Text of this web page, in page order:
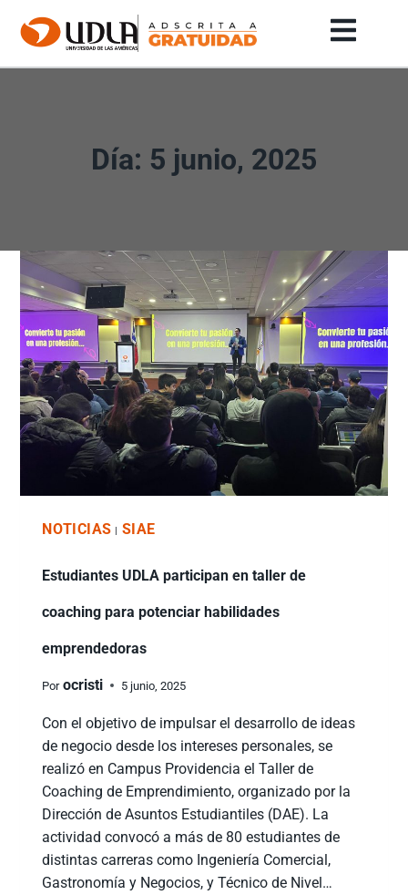
Día: 5 junio, 2025
NOTICIAS SIAE
Estudiantes UDLA participan en taller de
coaching para potenciar habilidades
emprendedoras
Por ocristi 5 junio, 2025
Con el objetivo de impulsar el desarrollo de ideas
de negocio desde los intereses personales, se
realizó en Campus Providencia el Taller de
Coaching de Emprendimiento, organizado por la
Dirección de Asuntos Estudiantiles (DAE). La
actividad convocó a más de 80 estudiantes de
distintas carreras como Ingeniería Comercial,
Gastronomía y Negocios, y Técnico de Nivel…